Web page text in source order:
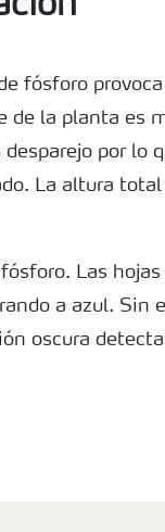
fósforo
de la planta es
por lo
La altura
Las
a azul. Sin
oscura